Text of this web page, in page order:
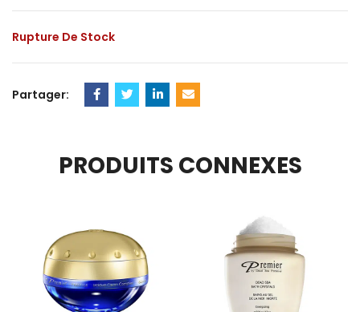
Rupture De Stock
Partager:
PRODUITS CONNEXES